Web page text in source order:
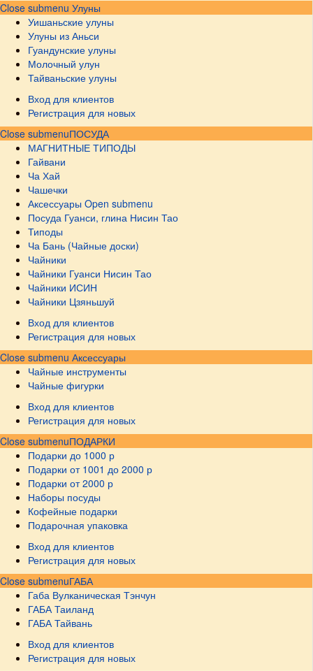
Close submenu Улуны
Уишаньские улуны
Улуны из Аньси
Гуандунские улуны
Молочный улун
Тайваньские улуны
Вход для клиентов
Регистрация для новых
Close submenuПОСУДА
МАГНИТНЫЕ ТИПОДЫ
Гайвани
Ча Хай
Чашечки
Аксессуары Open submenu
Посуда Гуанси, глина Нисин Тао
Типоды
Ча Бань (Чайные доски)
Чайники
Чайники Гуанси Нисин Тао
Чайники ИСИН
Чайники Цзяньшуй
Вход для клиентов
Регистрация для новых
Close submenu Аксессуары
Чайные инструменты
Чайные фигурки
Вход для клиентов
Регистрация для новых
Close submenuПОДАРКИ
Подарки до 1000 р
Подарки от 1001 до 2000 р
Подарки от 2000 р
Наборы посуды
Кофейные подарки
Подарочная упаковка
Вход для клиентов
Регистрация для новых
Close submenuГАБА
Габа Вулканическая Тэнчун
ГАБА Таиланд
ГАБА Тайвань
Вход для клиентов
Регистрация для новых